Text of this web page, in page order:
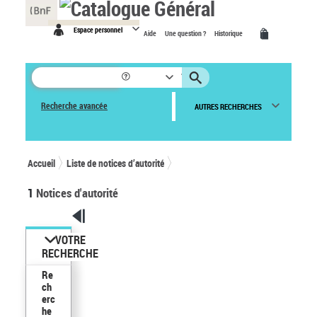
Espace personnel Aide Une question ? Historique
Recherche avancée AUTRES RECHERCHES
Accueil Liste de notices d’autorité
1 Notices d'autorité
VOTRE
RECHERCHE
Re
ch
erc
he
Panneau de gestion des cookies